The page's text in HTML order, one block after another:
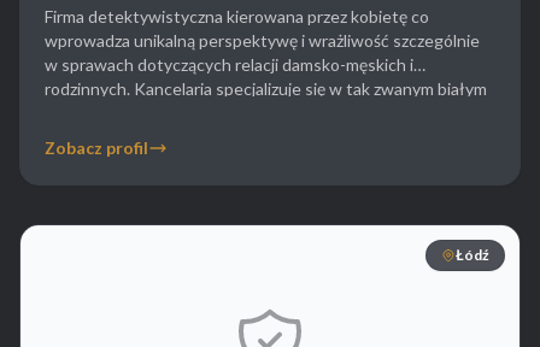
Firma detektywistyczna kierowana przez kobietę co
wprowadza unikalną perspektywę i wrażliwość szczególnie
w sprawach dotyczących relacji damsko-męskich i
rodzinnych. Kancelaria specjalizuje się w tak zwanym białym
publicznych. Wioleta Soból oferuje pomoc w sprawach
dotyczących hejtu w internecie ustalając tożsamość
Zobacz profil
Łódź